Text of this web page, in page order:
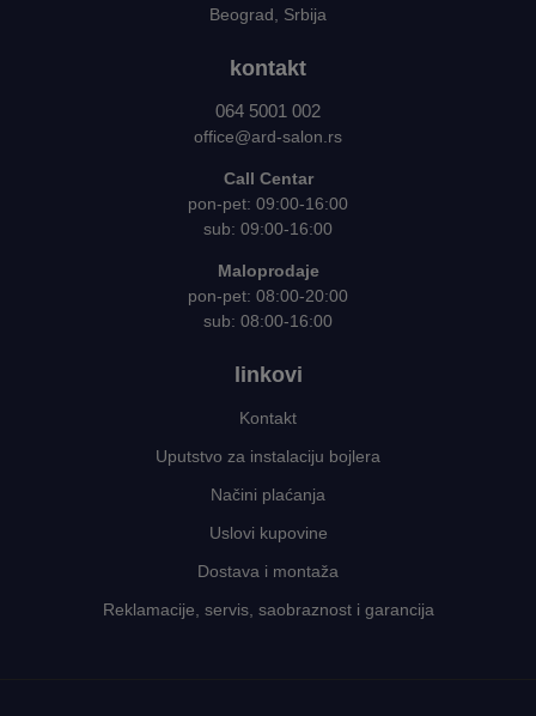
Beograd, Srbija
kontakt
064 5001 002
office@ard-salon.rs
Call Centar
pon-pet: 09:00-16:00
sub: 09:00-16:00
Maloprodaje
pon-pet: 08:00-20:00
sub: 08:00-16:00
linkovi
Kontakt
Uputstvo za instalaciju bojlera
Načini plaćanja
Uslovi kupovine
Dostava i montaža
Reklamacije, servis, saobraznost i garancija